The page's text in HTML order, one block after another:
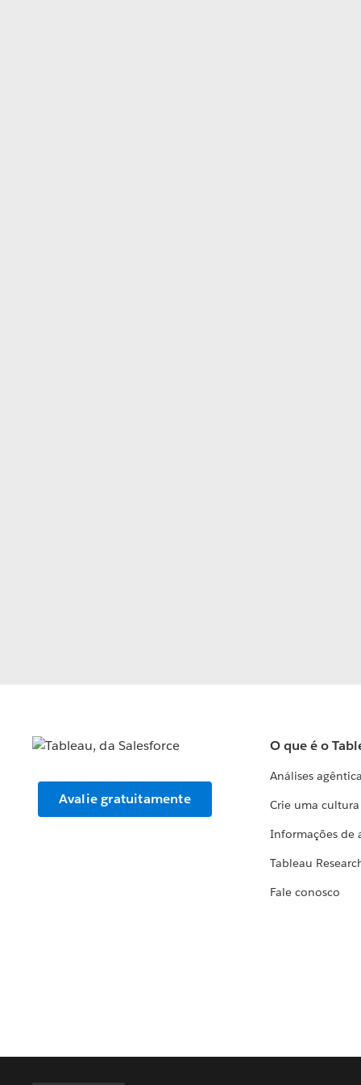
Avalie gratuitamente
O que é o
Análises
Crie uma
Informações de
Tableau
Fale conosco